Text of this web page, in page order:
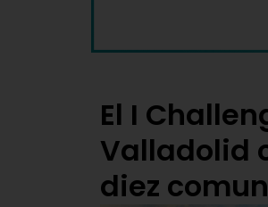
El I
Valladolid
diez